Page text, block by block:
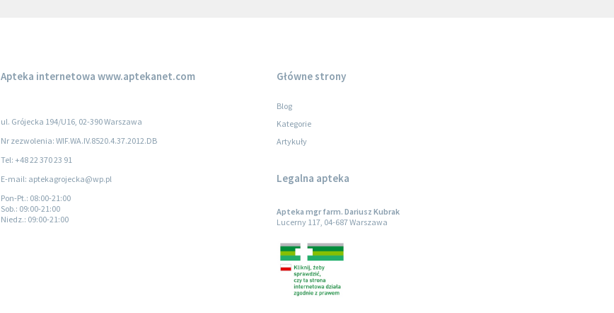
Apteka internetowa www.aptekanet.com
ul. Grójecka 194/U16, 02-390 Warszawa
Nr zezwolenia: WIF.WA.IV.8520.4.37.2012.DB
Tel: +48 22 370 23 91
E-mail: aptekagrojecka@wp.pl
Pon-Pt.: 08:00-21:00
Sob.: 09:00-21:00
Niedz.: 09:00-21:00
Główne strony
Blog
Kategorie
Artykuły
Legalna apteka
Apteka mgr farm. Dariusz Kubrak
Lucerny 117, 04-687 Warszawa